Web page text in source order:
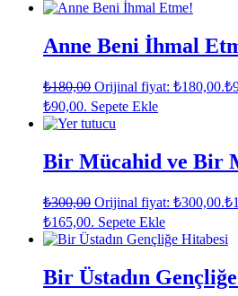
Anne Beni İhmal
₺180,00 Orijinal fiyat: ₺180,00.₺
₺90,00. Sepete Ekle
Bir Mücahid ve Bir
₺300,00 Orijinal fiyat: ₺300,00.₺
₺165,00. Sepete Ekle
Bir Üstadın